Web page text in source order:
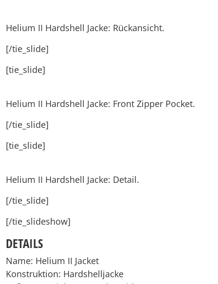
Helium II Hardshell Jacke: Rückansicht.
[/tie_slide]
[tie_slide]
Helium II Hardshell Jacke: Front Zipper Pocket.
[/tie_slide]
[tie_slide]
Helium II Hardshell Jacke: Detail.
[/tie_slide]
[/tie_slideshow]
DETAILS
Name: Helium II Jacket
Konstruktion: Hardshelljacke